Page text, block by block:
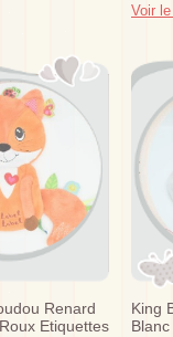
Voir
Renard
Etiquettes
King